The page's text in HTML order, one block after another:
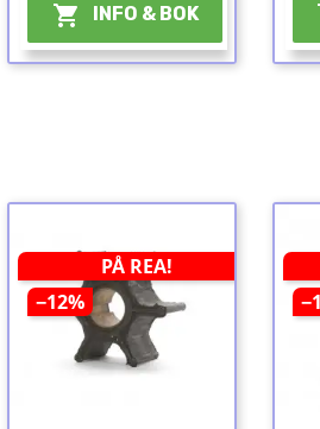
 INFO & BOK
PÅ REA!
−12%